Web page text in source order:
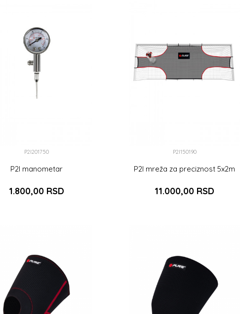
P2I201750
P2I manometar
1.800,00 RSD
P2I150190
P2I mreža za preciznost 5x2m
11.000,00 RSD